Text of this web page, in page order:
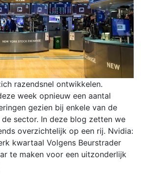
razendsnel ontwikkelen.
week opnieuw een aantal
gezien bij enkele van de
sector. In deze blog zetten we
overzichtelijk op een rij. Nvidia:
kwartaal Volgens Beurstrader
te maken voor een uitzonderlijk